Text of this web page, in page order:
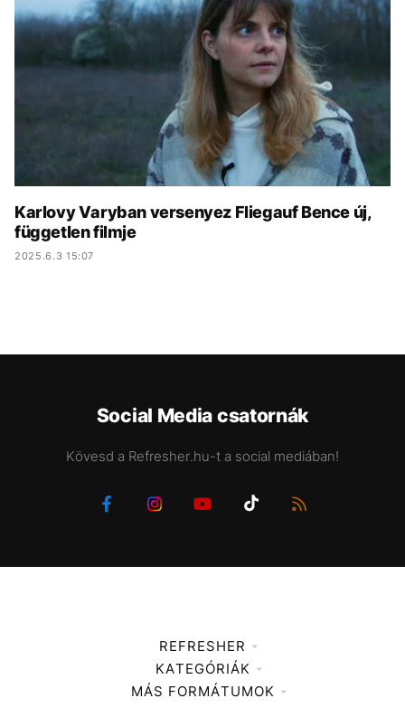
KÖZÉLET UTAZÁS
ÉLETMÓD DESIGN
ARCOK
TÖRTÉNETEK
Karlovy Varyban versenyez Fliegauf Bence új,
független filmje
2025.6.3 15:07
Social Media csatornák
Kövesd a Refresher.hu-t a social mediában!
REFRESHER
Médiaajánlat
KATEGÓRIÁK
Zene
MÁS FORMÁTUMOK